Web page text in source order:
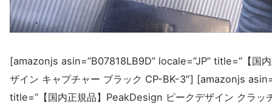
[amazonjs asin=”B07818LB9D” locale=”JP” title=”【国
ザイン キャプチャー ブラック CP-BK-3″] [amazonjs
title=”【国内正規品】PeakDesign ピークデザイン クラッ